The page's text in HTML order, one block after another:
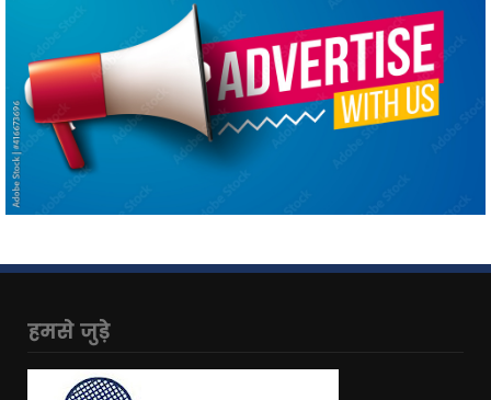
हमसे जुड़े